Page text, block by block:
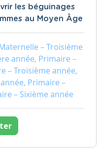
les béguinages
au Moyen Âge
– Troisième
année, Primaire –
– Troisième année,
Primaire –
– Sixième année